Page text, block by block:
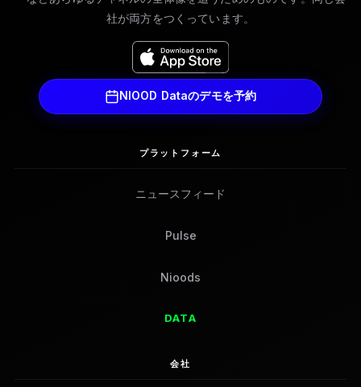
社が両方をつくっています。
NIOOD Dataのデモを予約
プラットフォーム
ニュースフィード
Pulse
Nioods
DATA
会社